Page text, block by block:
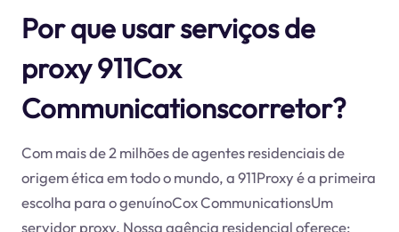
Por que usar serviços de
proxy 911Cox
Communicationscorretor?
Com mais de 2 milhões de agentes residenciais de
origem ética em todo o mundo, a 911Proxy é a primeira
escolha para o genuínoCox CommunicationsUm
servidor proxy. Nossa agência residencial oferece: